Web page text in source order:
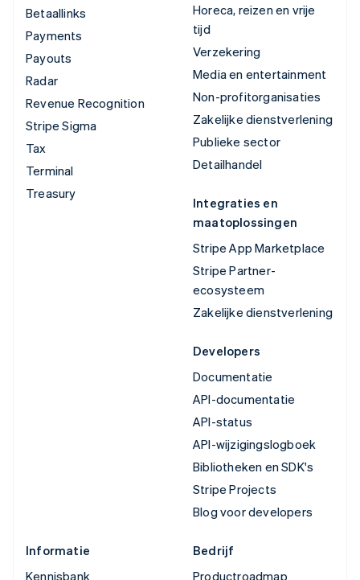
Betaallinks
Payments
Payouts
Radar
Revenue Recognition
Stripe Sigma
Tax
Terminal
Treasury
Horeca, reizen en vrije
tijd
Verzekering
Media en entertainment
Non-profitorganisaties
Zakelijke dienstverlening
Publieke sector
Detailhandel
Integraties en
maatoplossingen
Stripe App Marketplace
Stripe Partner-
ecosysteem
Zakelijke dienstverlening
Developers
Documentatie
API-documentatie
API-status
API-wijzigingslogboek
Bibliotheken en SDK's
Stripe Projects
Blog voor developers
Informatie
Kennisbank
Bedrijf
Productroadmap